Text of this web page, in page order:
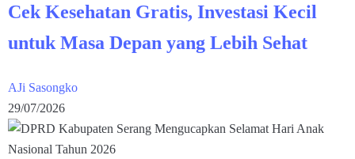
Cek Kesehatan Gratis, Investasi Kecil
untuk Masa Depan yang Lebih Sehat
AJi Sasongko
29/07/2026